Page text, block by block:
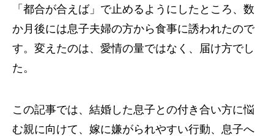
「都合が合えば」で止めるようにしたところ、数
か月後には息子夫婦の方から食事に誘われたので
す。変えたのは、愛情の量ではなく、届け方でし
た。
この記事では、結婚した息子との付き合い方に悩
む親に向けて、嫁に嫌がられやすい行動、息子へ